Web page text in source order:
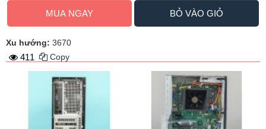
MUA NGAY BỎ VÀO GIỎ
Xu hướng: 3670
411 Copy